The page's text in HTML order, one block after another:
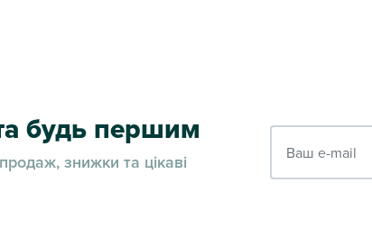
будь першим
знижки та цікаві